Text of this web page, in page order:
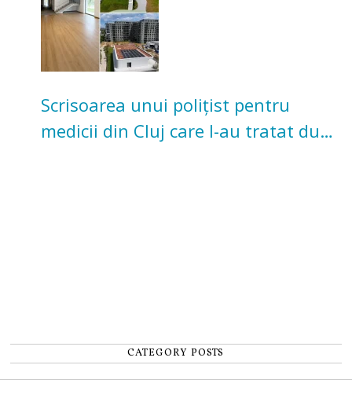
Scrisoarea unui polițist pentru
medicii din Cluj care l-au tratat după
CATEGORY POSTS